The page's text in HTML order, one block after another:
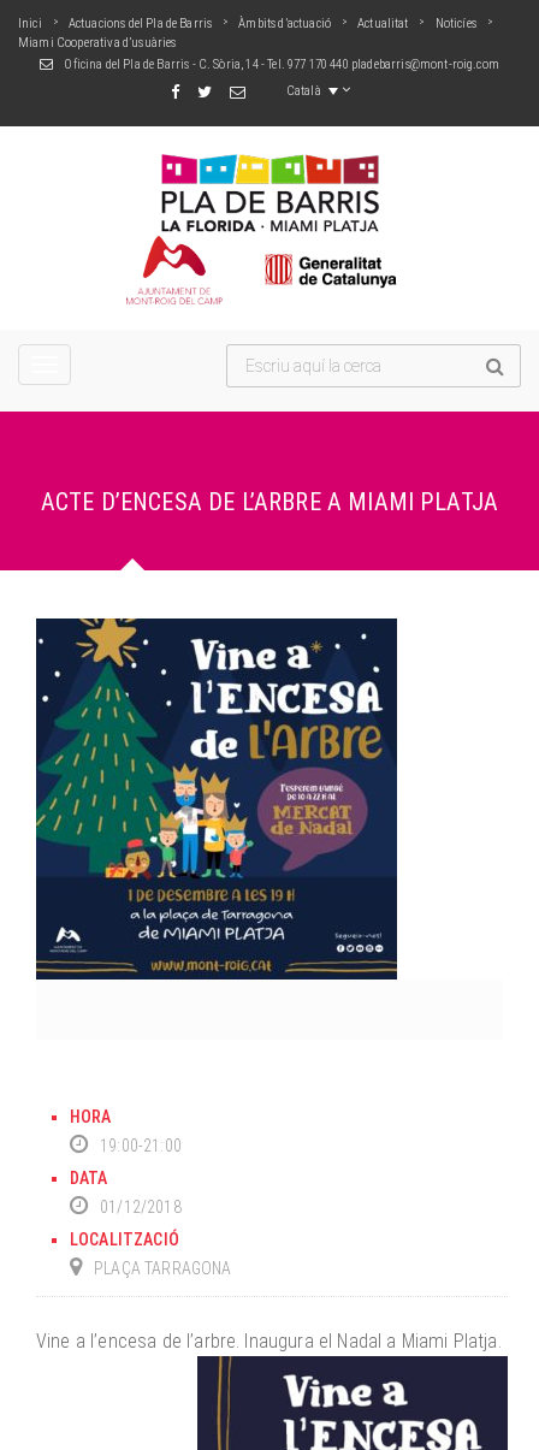
Inici Actuacions del Pla de Barris Àmbits d’actuació Actualitat
Noticíes
Miami Cooperativa d’usuàries
Oficina del Pla de Barris - C. Sòria, 14 - Tel. 977 170 440 pladebarris@mont-roig.com
Català
ACTE D’ENCESA DE L’ARBRE A MIAMI PLATJA
HORA
19:00-21:00
DATA
01/12/2018
LOCALITZACIÓ
PLAÇA TARRAGONA
Vine a l’encesa de l’arbre. Inaugura el Nadal a Miami Platja.